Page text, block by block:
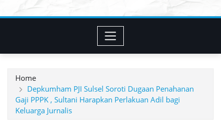
Home
Depkumham PJI Sulsel Soroti Dugaan Penahanan
Gaji PPPK , Sultani Harapkan Perlakuan Adil bagi
Keluarga Jurnalis